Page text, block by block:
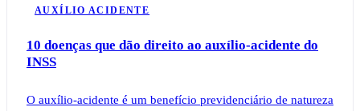
AUXÍLIO ACIDENTE
10 doenças que dão direito ao auxílio-acidente do
INSS
O auxílio-acidente é um benefício previdenciário de natureza